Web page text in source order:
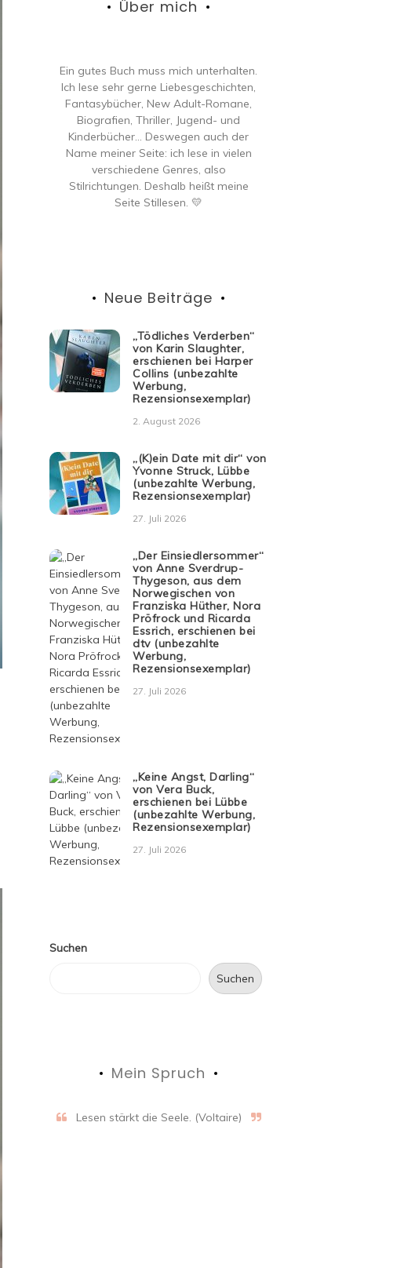
Über mich
Ein gutes Buch muss mich unterhalten.
Ich lese sehr gerne Liebesgeschichten,
Fantasybücher, New Adult-Romane,
Biografien, Thriller, Jugend- und
Kinderbücher… Deswegen auch der
Name meiner Seite: ich lese in vielen
verschiedene Genres, also
Stilrichtungen. Deshalb heißt meine
Seite Stillesen. 💛
Neue Beiträge
„Tödliches Verderben“
von Karin Slaughter,
erschienen bei Harper
Collins (unbezahlte
Werbung,
Rezensionsexemplar)
2. August 2026
„(K)ein Date mit dir“ von
Yvonne Struck, Lübbe
(unbezahlte Werbung,
Rezensionsexemplar)
27. Juli 2026
„Der Einsiedlersommer“
von Anne Sverdrup-
Thygeson, aus dem
Norwegischen von
Franziska Hüther, Nora
Pröfrock und Ricarda
Essrich, erschienen bei
dtv (unbezahlte
Werbung,
Rezensionsexemplar)
27. Juli 2026
„Keine Angst, Darling“
von Vera Buck,
erschienen bei Lübbe
(unbezahlte Werbung,
Rezensionsexemplar)
27. Juli 2026
Suchen
Suchen
Mein Spruch
Lesen stärkt die Seele. (Voltaire)